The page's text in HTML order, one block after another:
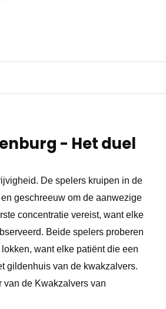
- Het duel
De spelers kruipen in de
geschreeuw om de aanwezige
concentratie vereist, want elke
Beide spelers proberen
want elke patiënt die een
gildenhuis van de kwakzalvers.
de Kwakzalvers van